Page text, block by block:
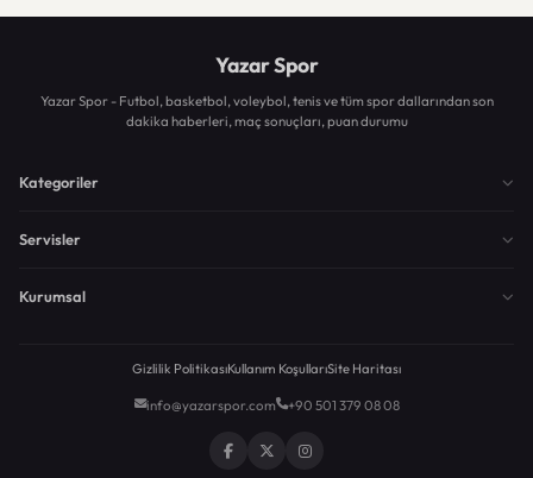
Yazar Spor
Yazar Spor - Futbol, basketbol, voleybol, tenis ve tüm spor dallarından son
dakika haberleri, maç sonuçları, puan durumu
Kategoriler
Servisler
Kurumsal
Gizlilik PolitikasıKullanım KoşullarıSite Haritası
info@yazarspor.com +90 501 379 08 08